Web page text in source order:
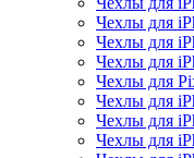
Чехлы для
Чехлы для
Чехлы для
Чехлы для
Чехлы для
Чехлы для
Чехлы для